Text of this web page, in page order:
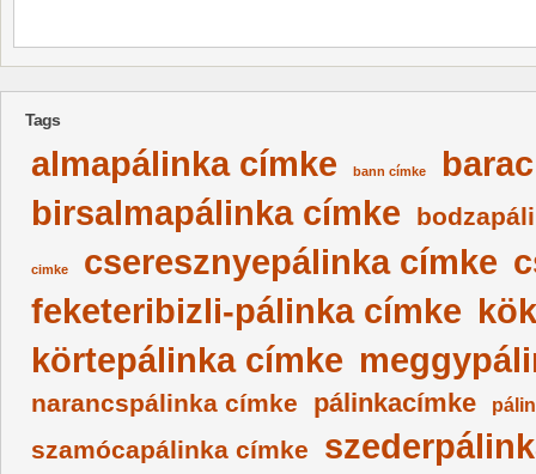
Tags
almapálinka címke bann címke
birsalmapálinka címke
cimke cseresznyepálinka címke
feketeribizli-pálinka címke
körtepálinka címke
narancspálinka címke pálinkacímke
szamócapálinka címke